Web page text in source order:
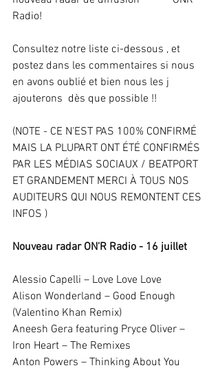
Radio!
Consultez notre liste ci-dessous , et
postez dans les commentaires si nous
en avons oublié et bien nous les j
ajouterons  dès que possible !!
(NOTE - CE N'EST PAS 100% CONFIRMÉ
MAIS LA PLUPART ONT ÉTÉ CONFIRMÉS
PAR LES MÉDIAS SOCIAUX / BEATPORT
ET GRANDEMENT MERCI À TOUS NOS
AUDITEURS QUI NOUS REMONTENT CES
INFOS )
Nouveau radar ON'R Radio - 16 juillet
Alessio Capelli – Love Love Love
Alison Wonderland – Good Enough
(Valentino Khan Remix)
Aneesh Gera featuring Pryce Oliver –
Iron Heart – The Remixes
Anton Powers – Thinking About You